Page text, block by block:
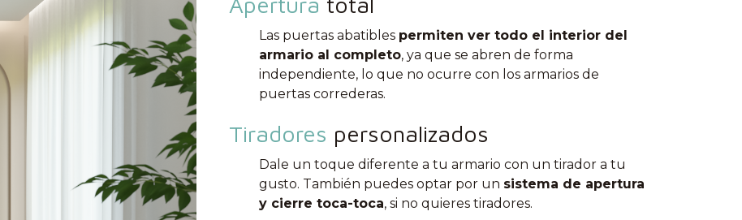
Las puertas abatibles permiten ver todo el interior del
armario al completo, ya que se abren de forma
independiente, lo que no ocurre con los armarios de
puertas correderas.
Tiradores personalizados
Dale un toque diferente a tu armario con un tirador a tu
gusto. También puedes optar por un sistema de apertura
y cierre toca-toca, si no quieres tiradores.